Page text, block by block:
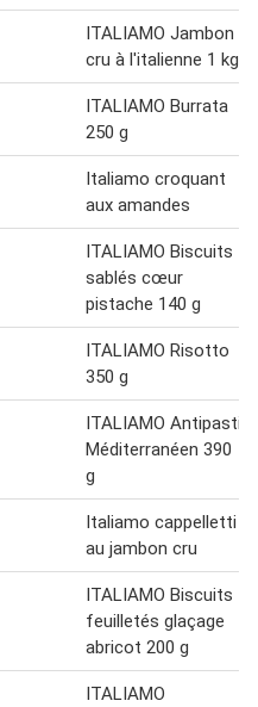
ITALIAMO Jambon
cru à l'italienne 1 kg
ITALIAMO Burrata
250 g
Italiamo croquant
aux amandes
ITALIAMO Biscuits
sablés cœur
pistache 140 g
ITALIAMO Risotto
350 g
ITALIAMO Antipasti
Méditerranéen 390
g
Italiamo cappelletti
au jambon cru
ITALIAMO Biscuits
feuilletés glaçage
abricot 200 g
ITALIAMO